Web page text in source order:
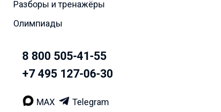
Разборы и тренажёры
Олимпиады
8 800 505-41-55
+7 495 127-06-30
MAX Telegram